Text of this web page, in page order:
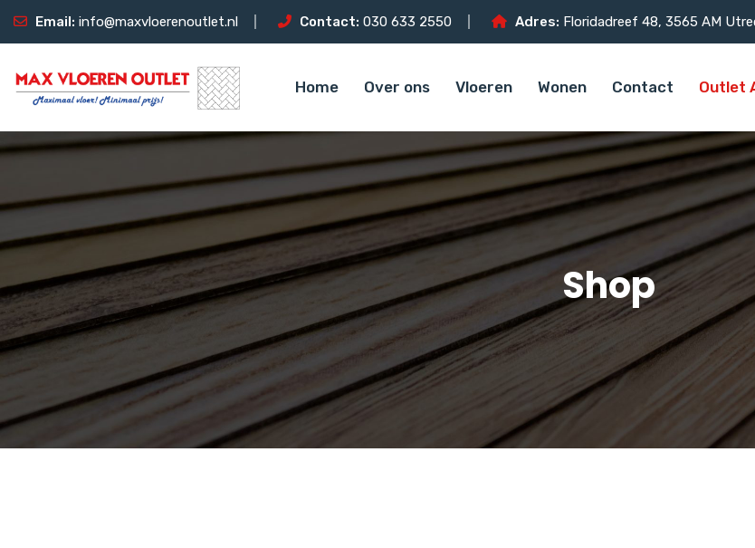
Email: info@maxvloerenoutlet.nl Contact: 030 633 2550 Adres: Floridadreef 48, 3565 AM
Home Over ons Vloeren Wonen Contact Outlet
Shop